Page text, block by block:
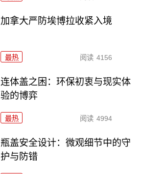
加拿大严防埃博拉收紧入境
最热 阅读 4156
连体盖之困：环保初衷与现实体
验的博弈
最热 阅读 4994
瓶盖安全设计：微观细节中的守
护与防错